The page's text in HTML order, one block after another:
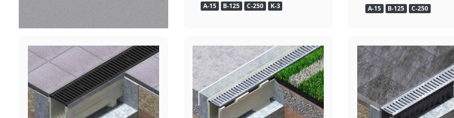
A-15 B-125 C-250 K-3 A-15 B-125 C-250